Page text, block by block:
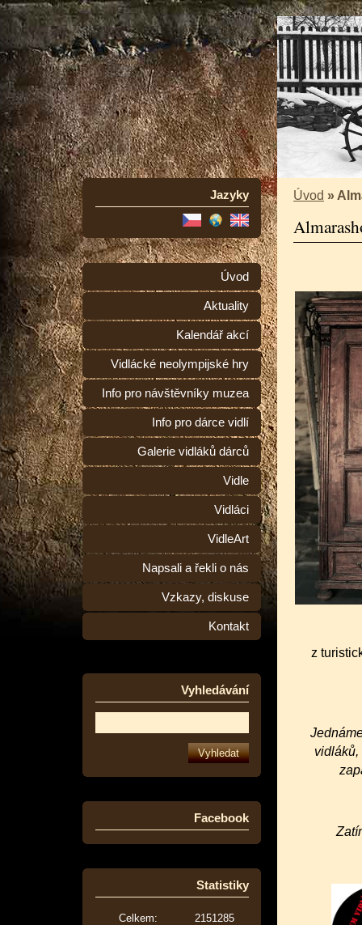
Jazyky
Úvod
Aktuality
Kalendář akcí
Vidlácké neolympijské hry
Info pro návštěvníky muzea
Info pro dárce vidlí
Galerie vidláků dárců
Vidle
Vidláci
VidleArt
Napsali a řekli o nás
Vzkazy, diskuse
Kontakt
Vyhledávání
Facebook
Statistiky
Celkem:
2151285
Úvod »
z
vidláků,